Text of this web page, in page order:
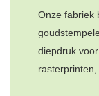
Onze fabriek
diepdruk